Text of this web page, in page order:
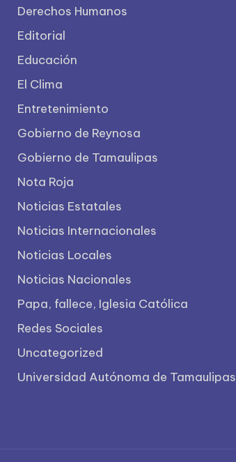
Derechos Humanos
Editorial
Educación
El Clima
Entretenimiento
Gobierno de Reynosa
Gobierno de Tamaulipas
Nota Roja
Noticias Estatales
Noticias Internacionales
Noticias Locales
Noticias Nacionales
Papa, fallece, Iglesia Católica
Redes Sociales
Uncategorized
Universidad Autónoma de Tamaulipas